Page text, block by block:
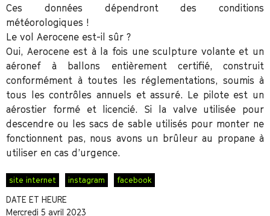
Ces données dépendront des conditions
météorologiques !
Le vol Aerocene est-il sûr ?
Oui, Aerocene est à la fois une sculpture volante et un
aéronef à ballons entièrement certifié, construit
conformément à toutes les réglementations, soumis à
tous les contrôles annuels et assuré. Le pilote est un
aérostier formé et licencié. Si la valve utilisée pour
descendre ou les sacs de sable utilisés pour monter ne
fonctionnent pas, nous avons un brûleur au propane à
utiliser en cas d’urgence.
site internet instagram facebook
DATE ET HEURE
Mercredi 5 avril 2023